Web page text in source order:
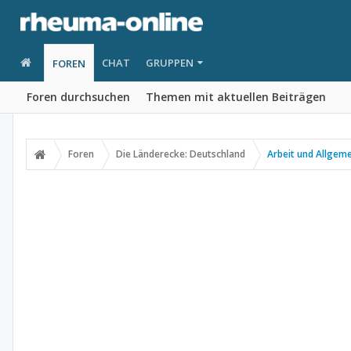
FOREN
Foren durchsuchen Themen mit aktuellen Beiträgen
CHAT GRUPPEN
Foren Die Länderecke: Deutschland Arbeit und